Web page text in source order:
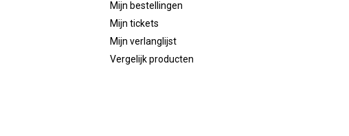
Mijn bestellingen
Mijn tickets
Mijn verlanglijst
Vergelijk producten